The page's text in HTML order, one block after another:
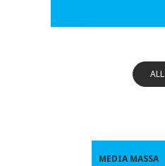
ALL
MEDIA MASSA